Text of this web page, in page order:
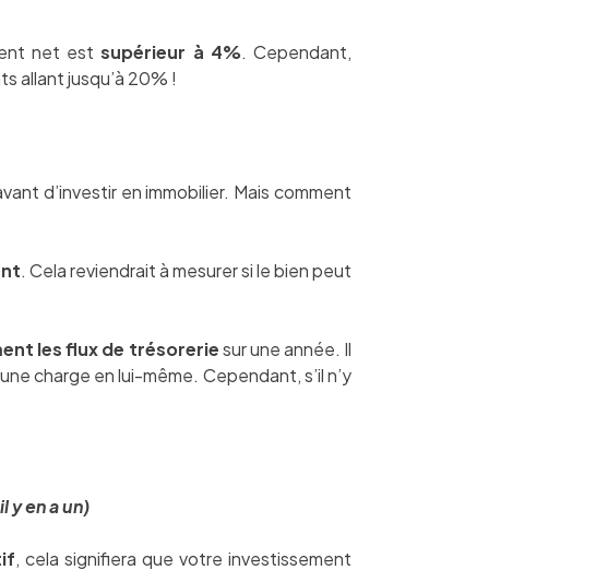
net estsupérieur à 4%. Cependant,
allant jusqu’à 20% !
d’investir en immobilier. Mais comment
. Cela reviendrait à mesurer si le bien peut
les flux de trésoreriesur une année. Il
charge en lui-même. Cependant, s’il n’y
en a un)
, cela signifiera que votre investissement